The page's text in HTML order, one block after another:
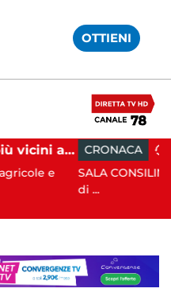
OTTIENI
12:41
Si ritrovano